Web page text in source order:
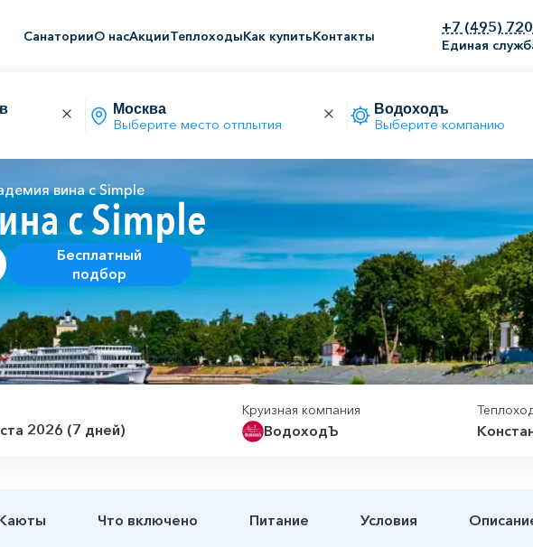
СанаторииО насАкцииТеплоходыКак купитьКонтакты
+7 (495)
Единая
Выберите место отплытия Выберите компанию
вина с Simple
с Simple
Бесплатный
подбор
2026 (7 дней)
Круизная компания
ВодоходЪ
Что включено Питание Условия